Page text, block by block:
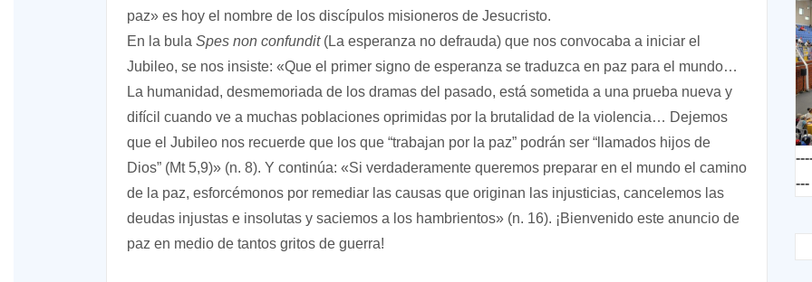
paz» es hoy el nombre de los discípulos misioneros de Jesucristo.
En la bula Spes non confundit(La esperanza no defrauda) que nos convocaba a iniciar el
Jubileo, se nos insiste: «Que el primer signo de esperanza se traduzca en paz para el mundo…
La humanidad, desmemoriada de los dramas del pasado, está sometida a una prueba nueva y
difícil cuando ve a muchas poblaciones oprimidas por la brutalidad de la violencia… Dejemos
que el Jubileo nos recuerde que los que “trabajan por la paz” podrán ser “llamados hijos de
Dios” (Mt 5,9)» (n. 8). Y continúa: «Si verdaderamente queremos preparar en el mundo el camino
de la paz, esforcémonos por remediar las causas que originan las injusticias, cancelemos las
deudas injustas e insolutas y saciemos a los hambrientos» (n. 16). ¡Bienvenido este anuncio de
paz en medio de tantos gritos de guerra!
---